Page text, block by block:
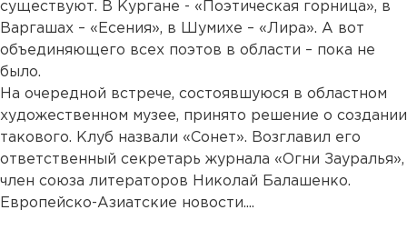
существуют. В Кургане - «Поэтическая горница», в
Варгашах – «Есения», в Шумихе – «Лира». А вот
объединяющего всех поэтов в области – пока не
было.
На очередной встрече, состоявшуюся в областном
художественном музее, принято решение о создании
такового. Клуб назвали «Сонет». Возглавил его
ответственный секретарь журнала «Огни Зауралья»,
член союза литераторов Николай Балашенко.
Европейско-Азиатские новости....